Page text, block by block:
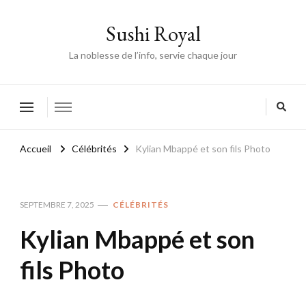
Sushi Royal
La noblesse de l’info, servie chaque jour
Accueil Célébrités Kylian Mbappé et son fils Photo
SEPTEMBRE 7, 2025 CÉLÉBRITÉS
Kylian Mbappé et son
fils Photo